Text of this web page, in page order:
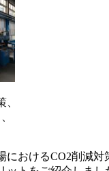
におけるCO2削減対